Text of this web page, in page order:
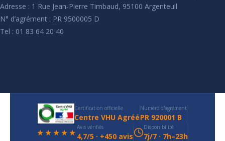
Adresse : 1 Rue Jean-Pierre Timbaud, 95100 Argenteuil
N° d’agrément : PR 9500005 D
Tel : 01 83 64 20 40
Certification officielle
Centre VHU Agréé
Numéro d'agrément
PR 920001 B
★★★★★ Avis vérifiés
4,7/5 · +450 avis
Disponibilité
7j/7 · 7h–23h